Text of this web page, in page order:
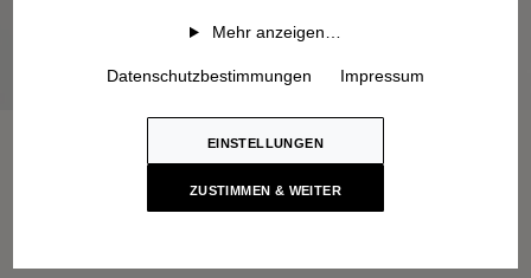
Mehr anzeigen…
Datenschutzbestimmungen Impressum
EINSTELLUNGEN
ZUSTIMMEN & WEITER